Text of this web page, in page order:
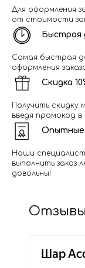
Для оформления
от стоимости
Быстрая
Самая быстрая
оформления
Скидка
Получить
введя промокод в
Опытные
Наши
выполнить заказ
довольны!
Отзывы